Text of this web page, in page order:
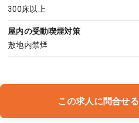
DtoDとは
お問合せ
採用をお考えの医療機関の方
300床以上
屋内の受動喫煙対策
敷地内禁煙
この求人に問合せる